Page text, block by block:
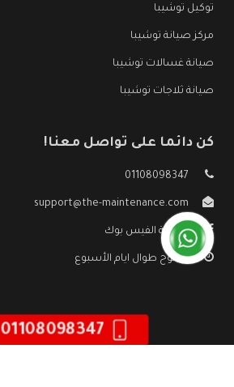
توكيل توشيبا
مركز صيانة توشيبا
صيانة غسالات توشيبا
صيانة ثلاجات توشيبا
كن دائما على تواصل معنا!
01108098347
support@the-maintenance.com
صفحة الفيس بوك
مفتوح طوال ايام الأسبوع
01108098347